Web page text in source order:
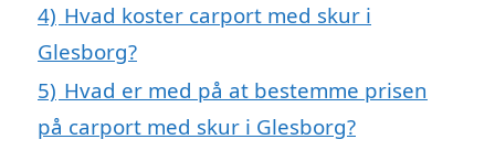
4) Hvad koster carport med skur i
Glesborg?
5) Hvad er med på at bestemme prisen
på carport med skur i Glesborg?